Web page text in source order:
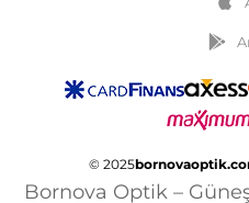
© 2025
Bornova Optik –